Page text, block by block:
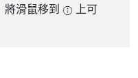
將滑鼠移到
上可